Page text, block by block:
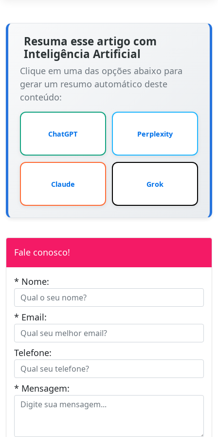
Resuma esse artigo com
Inteligência Artificial
Clique em uma das opções abaixo para
gerar um resumo automático deste
conteúdo:
ChatGPT Perplexity
Claude Grok
Fale conosco!
* Nome:
* Email:
Telefone:
* Mensagem: